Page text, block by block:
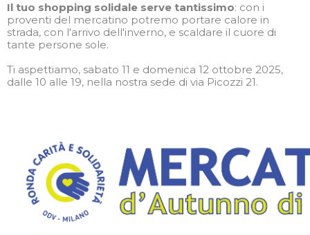
Il tuo shopping solidale serve tantissimo: con i
proventi del mercatino potremo portare calore in
strada, con l'arrivo dell'inverno, e scaldare il cuore di
tante persone sole.
Ti aspettiamo, sabato 11 e domenica 12 ottobre 2025,
dalle 10 alle 19, nella nostra sede di via Picozzi 21.